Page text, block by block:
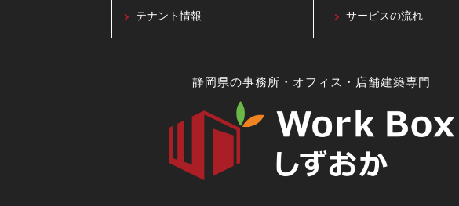
テナント情報 サービスの流れ
静岡県の事務所・オフィス・店舗建築専門